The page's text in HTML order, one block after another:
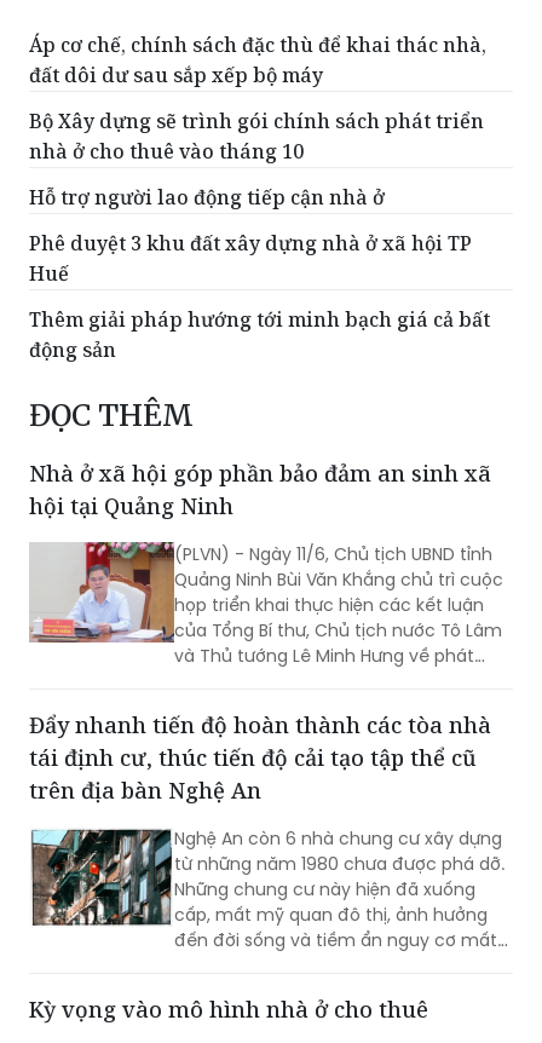
Áp cơ chế, chính sách đặc thù để khai thác nhà,
đất dôi dư sau sắp xếp bộ máy
Bộ Xây dựng sẽ trình gói chính sách phát triển
nhà ở cho thuê vào tháng 10
Hỗ trợ người lao động tiếp cận nhà ở
Phê duyệt 3 khu đất xây dựng nhà ở xã hội TP
Huế
Thêm giải pháp hướng tới minh bạch giá cả bất
động sản
ĐỌC THÊM
Nhà ở xã hội góp phần bảo đảm an sinh xã
hội tại Quảng Ninh
(PLVN) - Ngày 11/6, Chủ tịch UBND tỉnh
Quảng Ninh Bùi Văn Khắng chủ trì cuộc
họp triển khai thực hiện các kết luận
của Tổng Bí thư, Chủ tịch nước Tô Lâm
và Thủ tướng Lê Minh Hưng về phát
gian tới.
Đẩy nhanh tiến độ hoàn thành các tòa nhà
tái định cư, thúc tiến độ cải tạo tập thể cũ
trên địa bàn Nghệ An
Nghệ An còn 6 nhà chung cư xây dựng
từ những năm 1980 chưa được phá dỡ.
Những chung cư này hiện đã xuống
cấp, mất mỹ quan đô thị, ảnh hưởng
đến đời sống và tiềm ẩn nguy cơ mất
Kỳ vọng vào mô hình nhà ở cho thuê